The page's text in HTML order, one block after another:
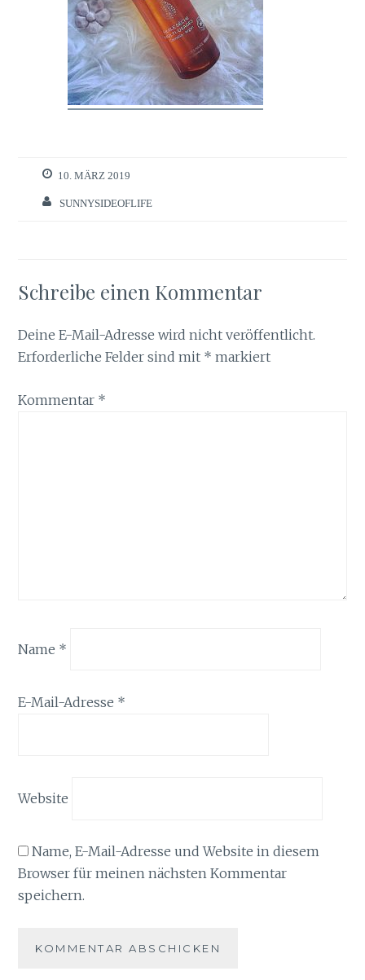
10. MÄRZ 2019
SUNNYSIDEOFLIFE
Schreibe einen Kommentar
Deine E-Mail-Adresse wird nicht veröffentlicht.
Erforderliche Felder sind mit * markiert
Kommentar *
Name *
E-Mail-Adresse *
Website
Name, E-Mail-Adresse und Website in diesem
Browser für meinen nächsten Kommentar
speichern.